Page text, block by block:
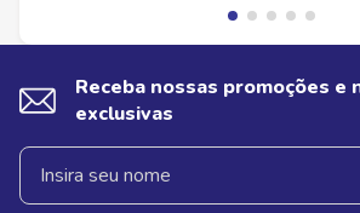
Receba nossas promoções e
exclusivas